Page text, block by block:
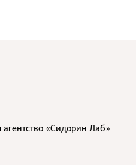
агентство «Сидорин Лаб»